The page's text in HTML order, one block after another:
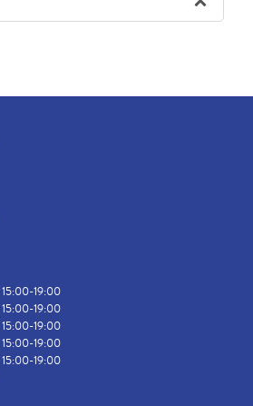
19:00
19:00
19:00
19:00
19:00